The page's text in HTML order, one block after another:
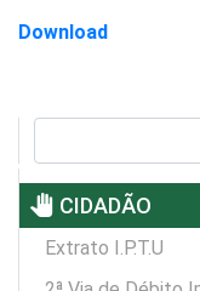
Download
pan_tool CIDADÃO
Extrato I.P.T.U